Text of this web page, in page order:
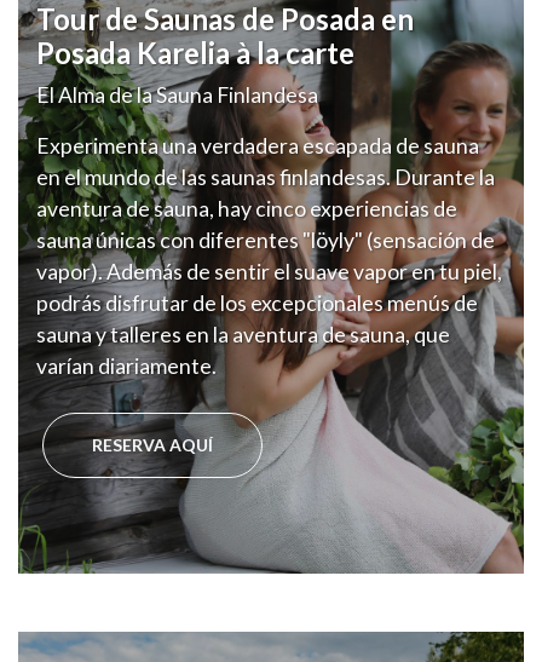
Tour de Saunas de Posada en
Posada Karelia à la carte
El Alma de la Sauna Finlandesa
Experimenta una verdadera escapada de sauna
en el mundo de las saunas finlandesas. Durante la
aventura de sauna, hay cinco experiencias de
sauna únicas con diferentes "löyly" (sensación de
vapor). Además de sentir el suave vapor en tu piel,
podrás disfrutar de los excepcionales menús de
sauna y talleres en la aventura de sauna, que
varían diariamente.
RESERVA AQUÍ